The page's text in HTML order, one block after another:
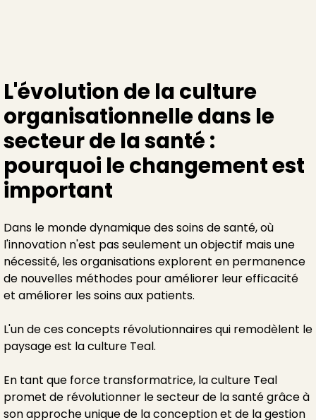
L'évolution de la culture
organisationnelle dans le
secteur de la santé :
pourquoi le changement est
important
Dans le monde dynamique des soins de santé, où
l'innovation n'est pas seulement un objectif mais une
nécessité, les organisations explorent en permanence
de nouvelles méthodes pour améliorer leur efficacité
et améliorer les soins aux patients.
L'un de ces concepts révolutionnaires qui remodèlent le
paysage est la culture Teal.
En tant que force transformatrice, la culture Teal
promet de révolutionner le secteur de la santé grâce à
son approche unique de la conception et de la gestion